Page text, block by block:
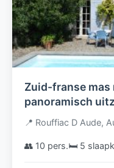
Zuid-franse mas
panoramisch
📍 Rouffiac D Aude,
👥 10 pers.🛏️ 5